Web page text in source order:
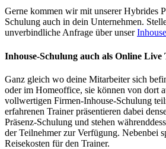
Gerne kommen wir mit unserer Hybrides
Schulung auch in dein Unternehmen.
unverbindliche Anfrage über unser
Inhouse-Schulung auch als Online Live
Ganz gleich wo deine Mitarbeiter sich
oder im Homeoffice, sie können von dort
vollwertigen Firmen-Inhouse-Schulung
erfahrenen Trainer präsentieren dabei
Präsenz-Schulung und stehen
der Teilnehmer zur Verfügung. Nebenbei
Reisekosten für den Trainer.